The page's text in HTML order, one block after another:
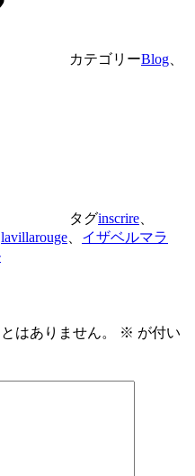
カテゴリーBlog
タグinscrire
lavillarouge
イザベルマラ
はありません。 ※ が付い